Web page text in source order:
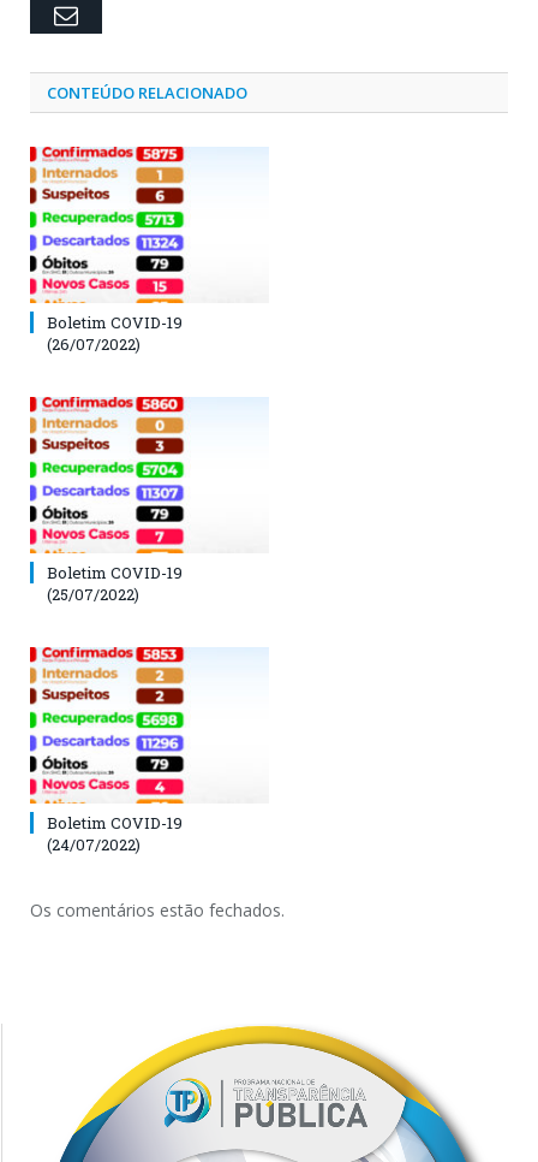
Email
CONTEÚDO RELACIONADO
Boletim COVID-19
(26/07/2022)
Boletim COVID-19
(25/07/2022)
Boletim COVID-19
(24/07/2022)
Os comentários estão fechados.